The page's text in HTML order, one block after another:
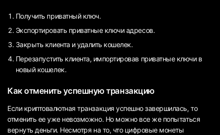
Получить приватный ключ.
Экспортировать приватные ключи адресов.
Закрыть клиента и удалить кошелек.
Перезапустить клиента, импортировав приватные ключи в
новый кошелек.
Как отменить успешную транзакцию
Если криптовалютная транзакция успешно завершилась, то
отменить ее уже невозможно. Но можно все же попытаться
вернуть деньги. Несмотря на то, что цифровые монеты